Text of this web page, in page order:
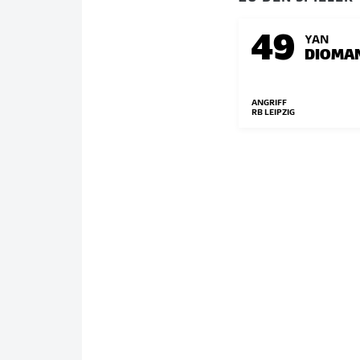
49 YAN
ANGRIFF
RB LEIPZIG